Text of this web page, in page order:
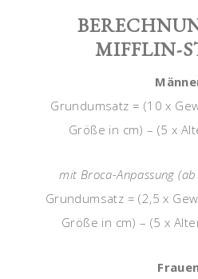
MIFFLIN-
Grundumsatz = (10 x
Größe in cm) – (5 x
mit Broca-Anpassung
Grundumsatz = (2,5 x
Größe in cm) – (5 x